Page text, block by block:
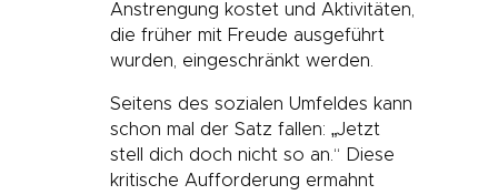
Anstrengung kostet und Aktivitäten,
die früher mit Freude ausgeführt
wurden, eingeschränkt werden.
Seitens des sozialen Umfeldes kann
schon mal der Satz fallen: „Jetzt
stell dich doch nicht so an.“ Diese
kritische Aufforderung ermahnt